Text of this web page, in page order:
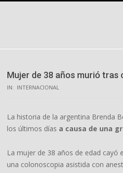
Mujer de 38 años murió tras
IN: INTERNACIONAL
La historia de la argentina Brenda
los últimos días a causa de una
La mujer de 38 años de edad cayó
una colonoscopia asistida con